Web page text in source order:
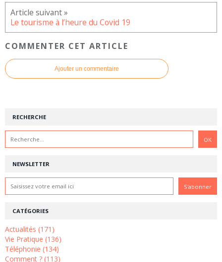
Le tourisme à l’heure du Covid 19
COMMENTER CET ARTICLE
Ajouter un commentaire
NEWSLETTER
RECHERCHE
CATÉGORIES
Actualités (171)
Vie Pratique (136)
Téléphonie (134)
Comment ? (113)